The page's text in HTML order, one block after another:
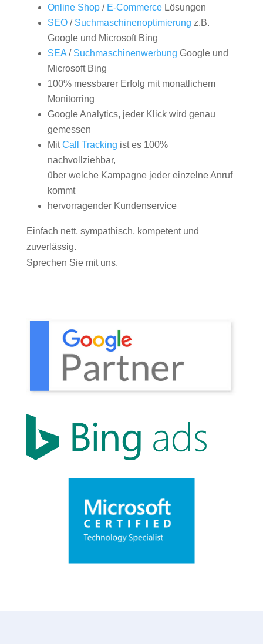
Online Shop/ E-CommerceLösungen
SEO/ Suchmaschinenoptimierung z.B.
Google und Microsoft Bing
SEA/ Suchmaschinenwerbung Google und
Microsoft Bing
100% messbarer Erfolg mit monatlichem
Monitorring
Google Analytics, jeder Klick wird genau
gemessen
MitCall Tracking ist es 100%
nachvollziehbar,
über welche Kampagne jeder einzelne Anruf
kommt
hervorragender Kundenservice
Einfach nett, sympathisch, kompetent und
zuverlässig.
Sprechen Sie mit uns.